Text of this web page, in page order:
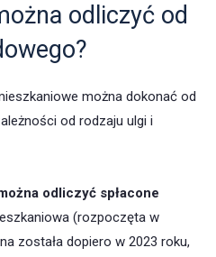
odliczyć od
można dokonać od
od rodzaju ulgi i
odliczyć spłacone
(rozpoczęta w
została dopiero w 2023 roku,